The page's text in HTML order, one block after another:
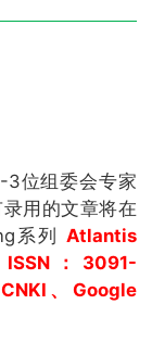
3位组委会专家
用的文章将在
系列Atlantis
：3091-
CNKI、Google